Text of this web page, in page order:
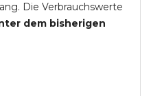
Die Verbrauchswerte
dem bisherigen